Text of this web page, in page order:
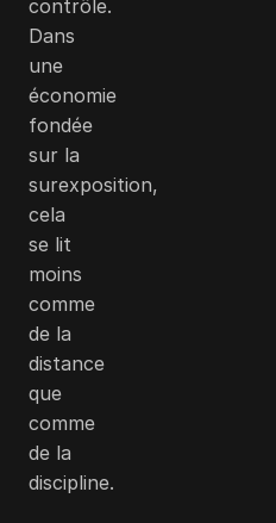
contrôle.
Dans
une
économie
fondée
sur la
surexposition,
cela
se lit
moins
comme
de la
distance
que
comme
de la
discipline.